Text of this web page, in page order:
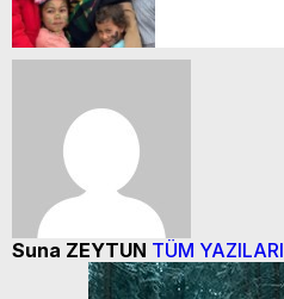
Suna ZEYTUN TÜM YAZILARI